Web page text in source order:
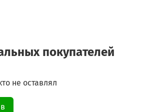
покупателей
не оставлял